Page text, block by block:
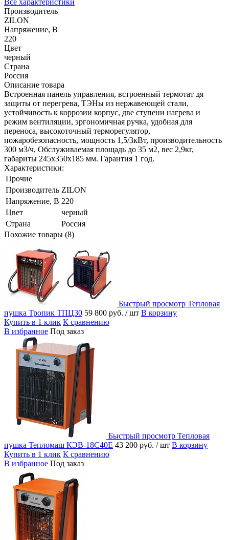
Производитель
ZILON
Напряжение, В
220
Цвет
черный
Страна
Россия
Описание товара
Встроенная панель управления, встроенный термотат дя
защиты от перегрева, ТЭНы из нержавеющей стали,
устойчивость к коррозии корпус, две ступени нагрева и
режим вентиляции, эргономичная ручка, удобная для
переноса, высокоточный терморегулятор,
пожаробезопасность, мощность 1,5/3кВт, производительность
300 м3/ч, Обслуживаемая площадь до 35 м2, вес 2,9кг,
габариты 245х350х185 мм. Гарантия 1 год.
Характеристики:
Прочие
Производитель ZILON
Напряжение, В 220
Цвет
черный
Страна
Россия
Похожие товары (8)
Быстрый просмотр Тепловая
пушка Тропик ТПЦ30 59 800 руб. / шт В корзину
Купить в 1 клик К сравнению
В избранное Под заказ
Быстрый просмотр Тепловая
пушка Тепломаш КЭВ-18С40Е 43 200 руб. / шт В корзину
Купить в 1 клик К сравнению
В избранное Под заказ